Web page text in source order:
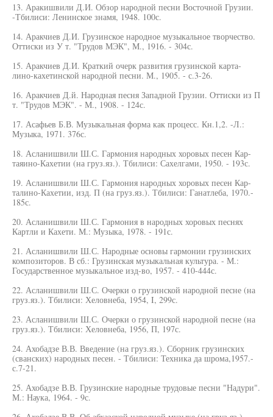
13. Аракишвили Д.И. Обзор народной песни Восточной Грузии.
-Тбилиси: Ленинское знамя, 1948. 100с.
14. Аракчиев Д.И. Грузинское народное музыкальное творчество.
Оттиски из У т. "Трудов МЭК", М., 1916. - 304с.
15. Аракчиев Д.И. Краткий очерк развития грузинской карта-
лино-кахетинской народной песни. М., 1905. - с.3-26.
16. Аракчиев Д.й. Народная песня Западной Грузии. Оттиски из П
т. "Трудов МЭК". - М., 1908. - 124с.
17. Асафьев Б.В. Музыкальная форма как процесс. Кн.1,2. -Л.:
Музыка, 1971. 376с.
18. Асланишвили Ш.С. Гармония народных хоровых песен Кар-
таяино-Кахетии (на груз.яз.). Тбилиси: Сахелгами, 1950. - 193с.
19. Асланишвили Ш.С. Гармония народных хоровых песен Кар-
талино-Кахетии, изд. П (на груз.яз.). Тбилиси: Ганатлеба, 1970.-
185с.
20. Асланишвили Ш.С. Гармония в народных хоровых песнях
Картли и Кахети. М.: Музыка, 1978. - 191с.
21. Асланишвили Ш.С. Народные основы гармонии грузинских
композиторов. В сб.: Грузинская музыкальная культура. - М.:
Государственное музыкальное изд-во, 1957. - 410-444с.
22. Асланишвили Ш.С. Очерки о грузинской народной песне (на
груз.яз.). Тбилиси: Хеловнеба, 1954, I, 299с.
23. Асланишвили Ш.С. Очерки о грузинской народной песне (на
груз.яз.). Тбилиси: Хеловнеба, 1956, П, 197с.
24. Ахобадзе В.В. Введение (на груз.яз.). Сборник грузинских
(сванских) народных песен. - Тбилиси: Техника да шрома,1957.-
с.7-21.
25. Ахобадзе В.В. Грузинские народные трудовые песни "Надури".
М.: Наука, 1964. - 9с.